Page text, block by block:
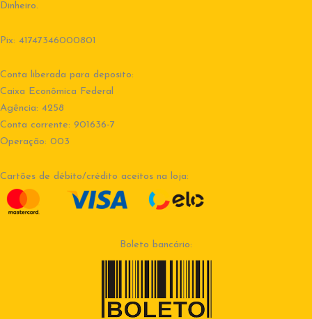
Dinheiro.
Pix: 41747346000801
Conta liberada para deposito:
Caixa Econômica Federal
Agência: 4258
Conta corrente: 901636-7
Operação: 003
Cartões de débito/crédito aceitos na loja:
Boleto bancário: